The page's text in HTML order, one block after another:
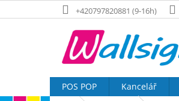
na
+420797820881 (9-16h)
POS POP Kancelář